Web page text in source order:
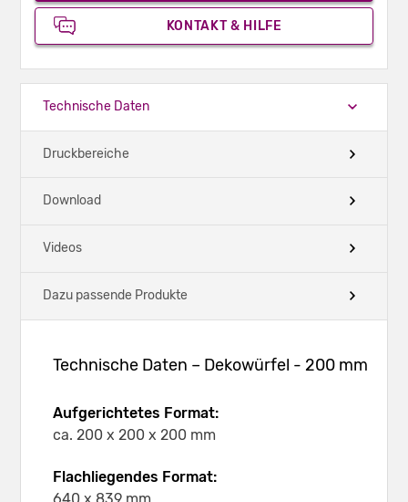
KONTAKT & HILFE
Technische Daten
Druckbereiche
Download
Videos
Dazu passende Produkte
Technische Daten – Dekowürfel - 200 mm
Aufgerichtetes Format:
ca. 200 x 200 x 200 mm
Flachliegendes Format: